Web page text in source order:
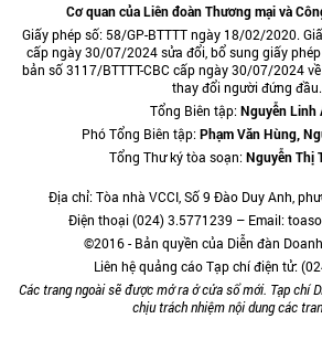
Cơ quan của Liên đoàn Thương mại và
Giấy phép số: 58/GP-BTTTT ngày 18/02/2020.
cấp ngày 30/07/2024 sửa đổi, bổ sung giấy
bản số 3117/BTTTT-CBC cấp ngày 30/07/2024
thay đổi người đứng đầu.
Tổng Biên tập:Nguyễn Linh
Phó Tổng Biên tập:Phạm Văn Hùng,
Tổng Thư ký tòa soạn:Nguyễn Thị
Địa chỉ: Tòa nhà VCCI, Số 9 Đào Duy Anh,
Điện thoại (024) 3.5771239 – Email:
©2016 - Bản quyền của Diễn đàn
Liên hệ quảng cáo Tạp chí điện tử:
Các trang ngoài sẽ được mở ra ở cửa sổ mới. Tạp chí
chịu trách nhiệm nội dung các